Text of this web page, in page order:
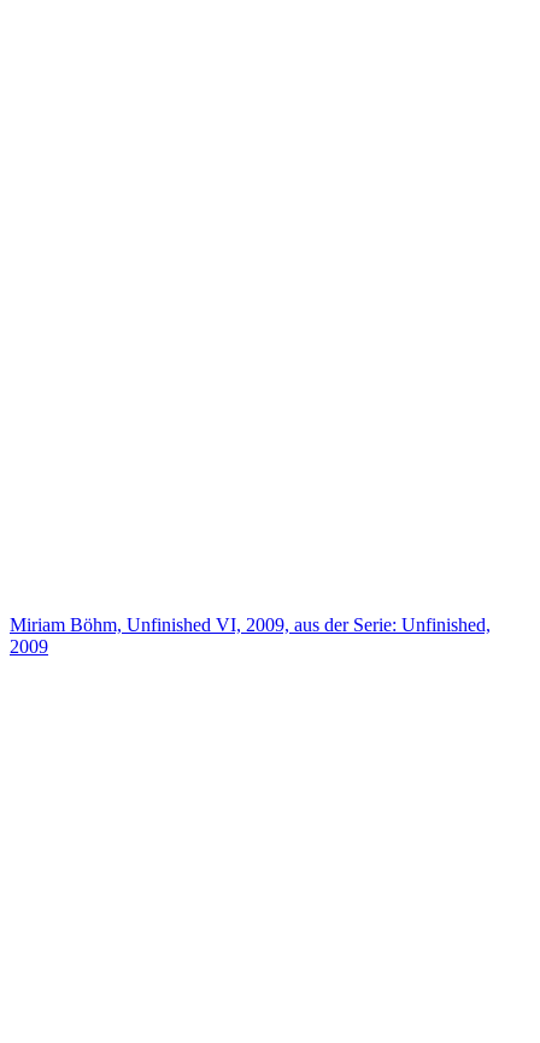
Miriam Böhm, Unfinished VI, 2009, aus der Serie: Unfinished,
2009